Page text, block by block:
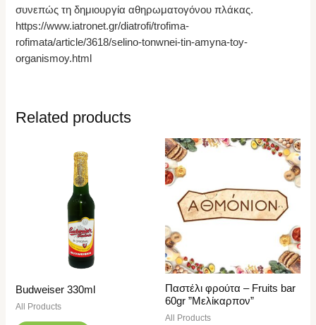
συνεπώς τη δημιουργία αθηρωματογόνου πλάκας.
https://www.iatronet.gr/diatrofi/trofima-
rofimata/article/3618/selino-tonwnei-tin-amyna-toy-
organismoy.html
Related products
Budweiser 330ml
All Products
Παστέλι φρούτα – Fruits bar
60gr ”Μελίκαρπον”
All Products